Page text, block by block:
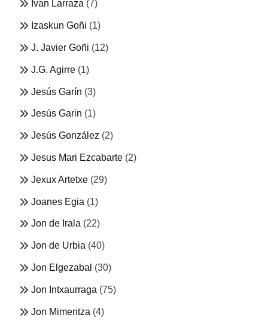
Ivan Larraza (7)
Izaskun Goñi (1)
J. Javier Goñi (12)
J.G. Agirre (1)
Jesús Garín (3)
Jesús Garin (1)
Jesús González (2)
Jesus Mari Ezcabarte (2)
Jexux Artetxe (29)
Joanes Egia (1)
Jon de Irala (22)
Jon de Urbia (40)
Jon Elgezabal (30)
Jon Intxaurraga (75)
Jon Mimentza (4)